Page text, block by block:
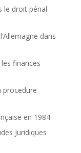
le droit pénal
dans
finances
procedure
en 1984
Juridiques